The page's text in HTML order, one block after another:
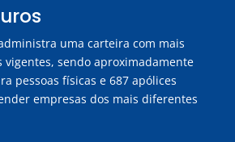
uma carteira com mais
vigentes, sendo aproximadamente
pessoas físicas e 687 apólices
empresas dos mais diferentes